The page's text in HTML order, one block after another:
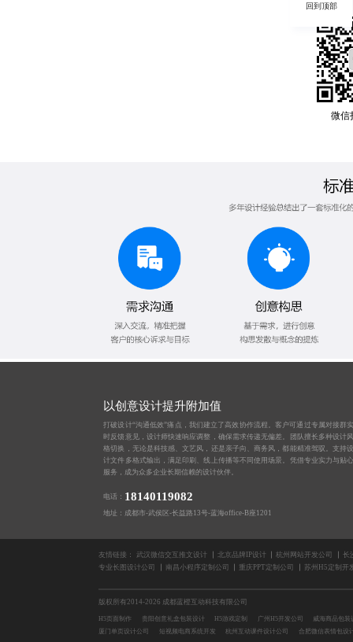
微信
回到顶部
以创意设计提升附加值
打破设计“沟通低效”痛点，我们建立了高效协作流程。客户可通过专属对接群
时反馈意见，设计师快速响应调整，确保需求传递无偏差。团队擅长多种设计
格切换，无论是科技感、文艺风，还是亲子向、商务风，都能精准驾驭。支持
计文件多格式输出，满足印刷、线上传播等不同使用场景。凭借专业实力与贴
服务，成为众多企业长期信赖的设计伙伴。
电话： 18140119082
地址：成都市-武侯区-长益路13号-蓝海office-B座1201
友情链接： 武汉微信交互推文设计 北京品牌IP设计 杭州网站开发公司
长
专业长图设计公司
南昌小程序定制公司 重庆PPT定制公司 苏州H5定制开
版权所有2014-2026 成都蓝橙互动科技有限公司
H5页面制作 贵阳创意礼盒包装设计 H5游戏定制 广州H5开发公司
威海商品包装
厦门单页设计公司
短视频电商系统开发 杭州互动课件设计公司 合肥微信表情包设